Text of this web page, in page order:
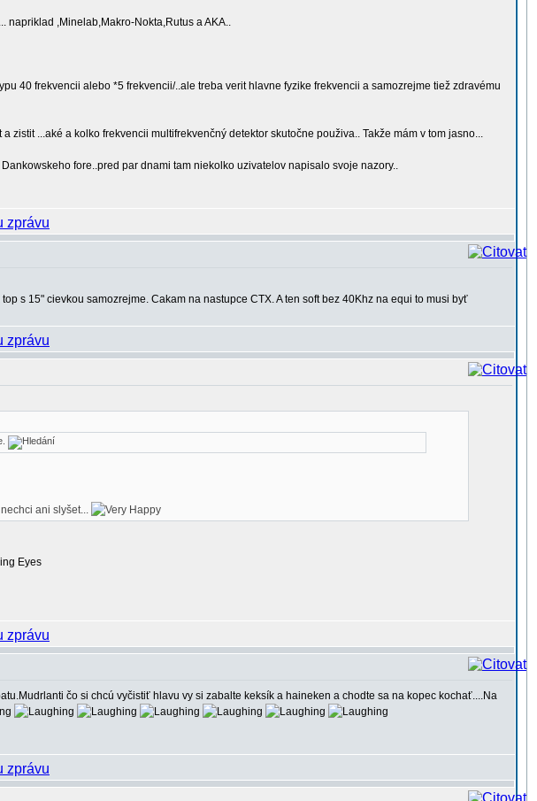
napriklad ,Minelab,Makro-Nokta,Rutus a AKA..
40 frekvencii alebo *5 frekvencii/..ale treba verit hlavne fyzike frekvencii a samozrejme tiež zdravému
zistit ...aké a kolko frekvencii multifrekvenčný detektor skutočne použiva.. Takže mám v tom jasno...
fore..pred par dnami tam niekolko uzivatelov napisalo svoje nazory..
s 15" cievkou samozrejme. Cakam na nastupce CTX. A ten soft bez 40Khz na equi to musi byť
ani slyšet...
čo si chcú vyčistiť hlavu vy si zabalte keksík a haineken a chodte sa na kopec kochať....Na